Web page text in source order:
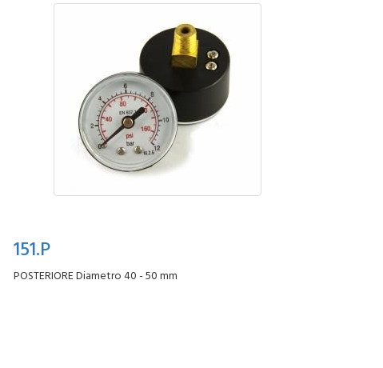
151.P
POSTERIORE Diametro 40 - 50 mm